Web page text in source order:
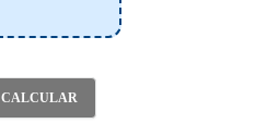
CALCULAR